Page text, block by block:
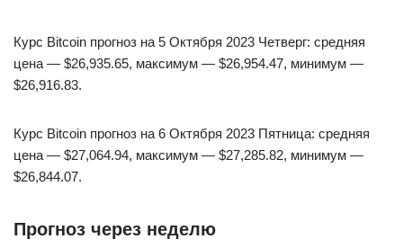
Курс Bitcoin прогноз на 5 Октября 2023 Четверг: средняя
цена — $26,935.65, максимум — $26,954.47, минимум —
$26,916.83.
Курс Bitcoin прогноз на 6 Октября 2023 Пятница: средняя
цена — $27,064.94, максимум — $27,285.82, минимум —
$26,844.07.
Прогноз через неделю